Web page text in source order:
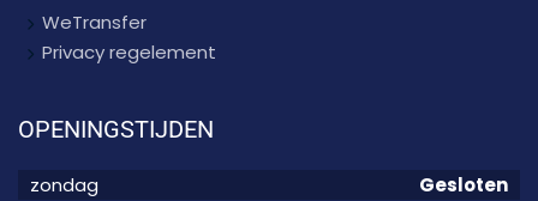
WeTransfer
Privacy regelement
OPENINGSTIJDEN
zondag
Gesloten